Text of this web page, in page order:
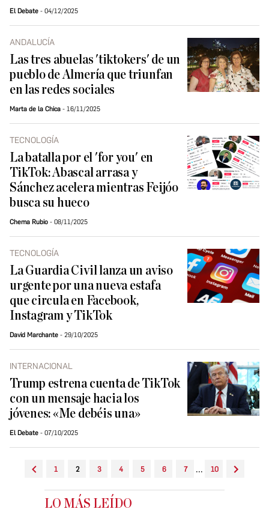
El Debate 04/12/2025
ANDALUCÍA
Las tres abuelas 'tiktokers' de un
pueblo de Almería que triunfan
en las redes sociales
Marta de la Chica 16/11/2025
TECNOLOGÍA
La batalla por el 'for you' en
TikTok: Abascal arrasa y
Sánchez acelera mientras Feijóo
busca su hueco
Chema Rubio 08/11/2025
TECNOLOGÍA
La Guardia Civil lanza un aviso
urgente por una nueva estafa
que circula en Facebook,
Instagram y TikTok
David Marchante 29/10/2025
INTERNACIONAL
Trump estrena cuenta de TikTok
con un mensaje hacia los
jóvenes: «Me debéis una»
El Debate 07/10/2025
1 2 3 4 5 6 7 ... 10
LO MÁS LEÍDO